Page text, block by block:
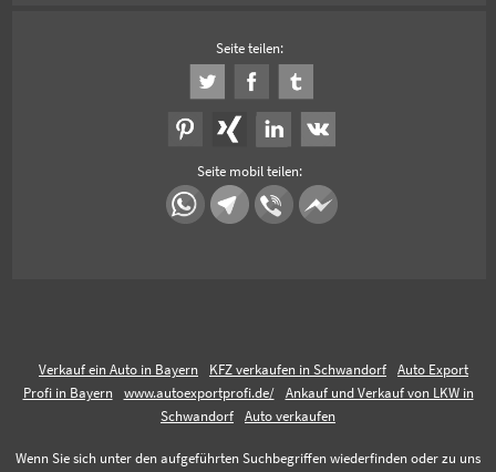
Seite teilen:
Seite mobil teilen:
Verkauf ein Auto in Bayern KFZ verkaufen in Schwandorf
Auto Export
Profi in Bayern
www.autoexportprofi.de/
Ankauf und Verkauf von LKW in
Schwandorf
Auto verkaufen
Wenn Sie sich unter den aufgeführten Suchbegriffen wiederfinden oder zu uns